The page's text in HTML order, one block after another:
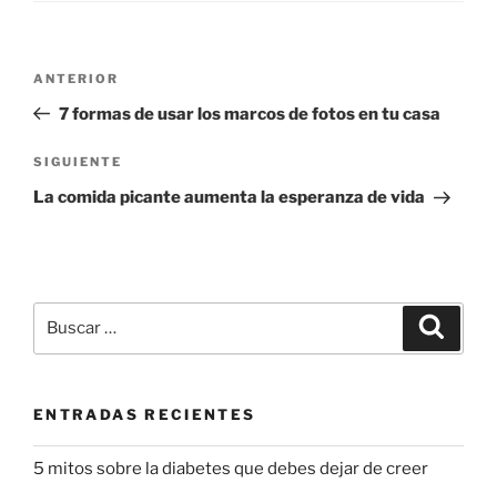
entradas
Entrada
anterior:
ANTERIOR
7 formas de usar los marcos de fotos en tu casa
Siguiente
entrada
SIGUIENTE
La comida picante aumenta la esperanza de vida
por:
ENTRADAS RECIENTES
5 mitos sobre la diabetes que debes dejar de creer